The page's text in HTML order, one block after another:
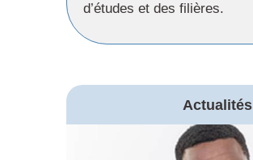
d’études et des filières.
Actualités